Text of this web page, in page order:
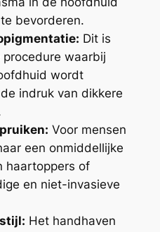
bevorderen.
Dit is
waarbij
wordt
indruk van dikkere
Voor mensen
een onmiddellijke
haartoppers of
en niet-invasieve
Het handhaven